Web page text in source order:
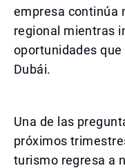
empresa continúa
regional mientras
oportunidades
Dubái.
Una de las
próximos
turismo regresa a